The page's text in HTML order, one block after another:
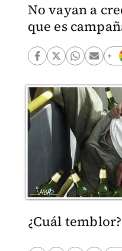
No vayan a
que es
¿Cuál temblor?